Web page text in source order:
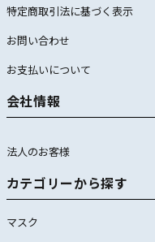
特定商取引法に基づく表示
お問い合わせ
お支払いについて
会社情報
法人のお客様
カテゴリーから探す
マスク